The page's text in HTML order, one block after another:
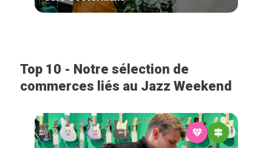
Top 10 - Notre sélection de
commerces liés au Jazz Weekend